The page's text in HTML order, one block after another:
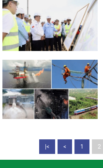
|< < 1 2